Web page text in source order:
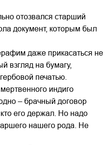
отозвался старший
документ, которым был
даже прикасаться не
взгляд на бумагу,
печатью.
индиго
– брачный договор
его держал. Но надо
нашего рода. Не